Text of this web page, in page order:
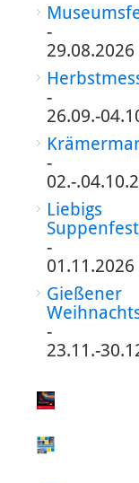
-
29.08.2026
-
26.09.-
-
02.-
Liebigs
Suppenfest
-
01.11.2026
Gießener
-
23.11.-